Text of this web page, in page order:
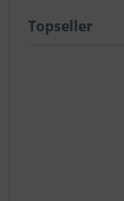
Topseller